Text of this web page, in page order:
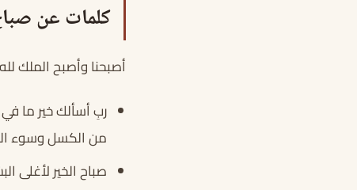
كلمات عن
أصبحنا وأصبح الملك
ربِ أسألك خير ما
من الكسل وسوء
صباح الخير لأغلى